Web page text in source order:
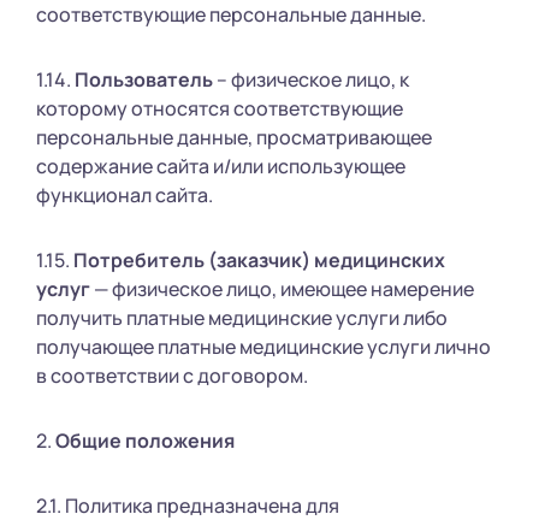
соответствующие персональные данные.
1.14. Пользователь– физическое лицо, к
которому относятся соответствующие
персональные данные, просматривающее
содержание сайта и/или использующее
функционал сайта.
1.15. Потребитель (заказчик) медицинских
услуг— физическое лицо, имеющее намерение
получить платные медицинские услуги либо
получающее платные медицинские услуги лично
в соответствии с договором.
2.Общие положения
2.1. Политика предназначена для